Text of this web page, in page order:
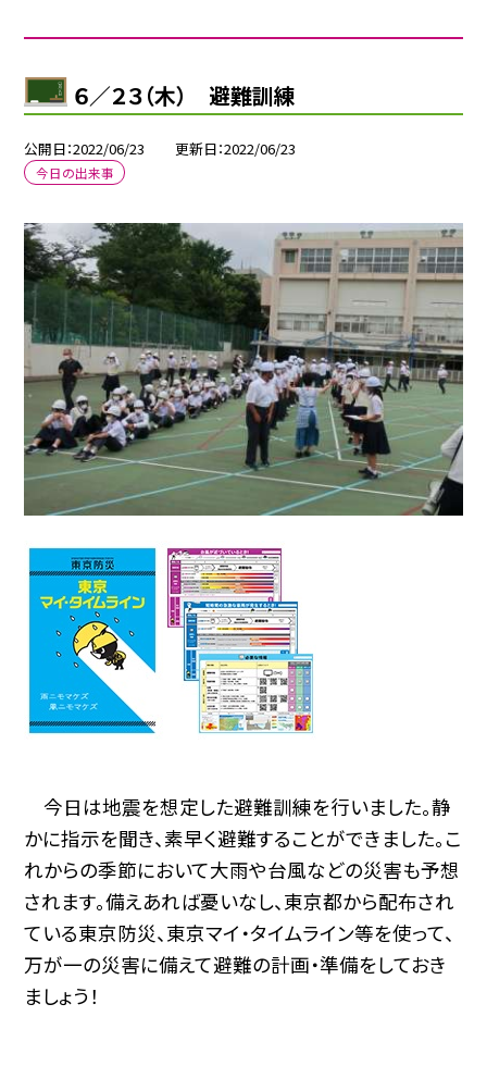
６／２３（木） 避難訓練
公開日 2022/06/23 更新日 2022/06/23
今日の出来事
今日は地震を想定した避難訓練を行いました。静
かに指示を聞き、素早く避難することができました。こ
れからの季節において大雨や台風などの災害も予想
されます。備えあれば憂いなし、東京都から配布され
ている東京防災、東京マイ・タイムライン等を使って、
万が一の災害に備えて避難の計画・準備をしておき
ましょう！